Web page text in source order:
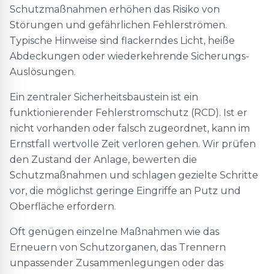
Schutzmaßnahmen erhöhen das Risiko von
Störungen und gefährlichen Fehlerströmen.
Typische Hinweise sind flackerndes Licht, heiße
Abdeckungen oder wiederkehrende Sicherungs-
Auslösungen.
Ein zentraler Sicherheitsbaustein ist ein
funktionierender Fehlerstromschutz (RCD). Ist er
nicht vorhanden oder falsch zugeordnet, kann im
Ernstfall wertvolle Zeit verloren gehen. Wir prüfen
den Zustand der Anlage, bewerten die
Schutzmaßnahmen und schlagen gezielte Schritte
vor, die möglichst geringe Eingriffe an Putz und
Oberfläche erfordern.
Oft genügen einzelne Maßnahmen wie das
Erneuern von Schutzorganen, das Trennern
unpassender Zusammenlegungen oder das